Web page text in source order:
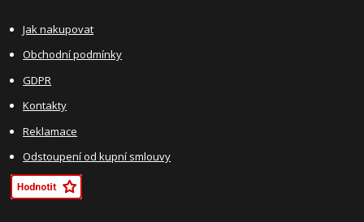
Jak nakupovat
Obchodní podmínky
GDPR
Kontakty
Reklamace
Odstoupení od kupní smlouvy